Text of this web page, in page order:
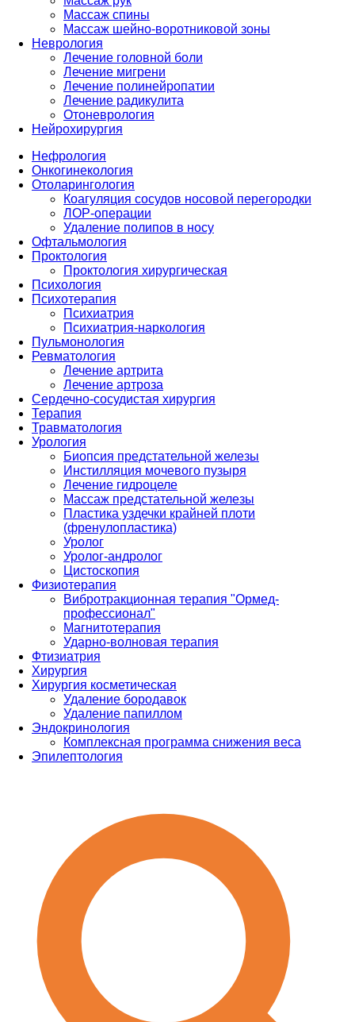
Массаж спины
Массаж шейно-воротниковой зоны
Неврология
Лечение головной боли
Лечение мигрени
Лечение полинейропатии
Лечение радикулита
Отоневрология
Нейрохирургия
Нефрология
Онкогинекология
Отоларингология
Коагуляция сосудов носовой перегородки
ЛОР-операции
Удаление полипов в носу
Офтальмология
Проктология
Проктология хирургическая
Психология
Психотерапия
Психиатрия
Психиатрия-наркология
Пульмонология
Ревматология
Лечение артрита
Лечение артроза
Сердечно-сосудистая хирургия
Терапия
Травматология
Урология
Биопсия предстательной железы
Инстилляция мочевого пузыря
Лечение гидроцеле
Массаж предстательной железы
Пластика уздечки крайней плоти
(френулопластика)
Уролог
Уролог-андролог
Цистоскопия
Физиотерапия
Вибротракционная терапия "Ормед-
профессионал"
Магнитотерапия
Ударно-волновая терапия
Фтизиатрия
Хирургия
Хирургия косметическая
Удаление бородавок
Удаление папиллом
Эндокринология
Комплексная программа снижения веса
Эпилептология